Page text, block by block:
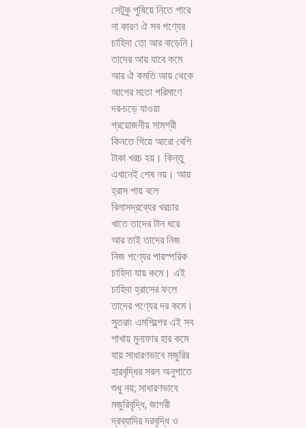
সেটুকু পুষিয়ে নিতে পারে
না কারণ ঐ সব পণ্যের
চাহিদা তো আর বাড়েনি।
তাদের আয় যাবে কমে
আর ঐ কমতি আয় থেকে
আগের মতো পরিমাণে
দর-চড়ে যাওয়া
প্রয়োজনীয় সামগ্রী
কিনতে গিয়ে আরো বেশি
টাকা খরচ হয়। কিন্তু
এখানেই শেষ নয়। আয়
হ্রাস পায় বলে
বিলাসদ্রব্যের খরচার
খাতে তাদের টান ধরে
আর তাই তাদের নিজ
নিজ পণ্যের পারস্পরিক
চাহিদা যায় কমে। এই
চাহিদা হ্রাসের ফলে
তাদের পণ্যের দর কমে।
সুতরাং এমশিল্পের এই সব
শাখায় মুনাফার হার কমে
যায় সাধারণভাবে মজুরির
হারবৃদ্ধির সরল অনুপাতে
শুধু নয়; সাধারণভাবে
মজুরিবৃদ্ধি, জাগরী
দ্রব্যাদির দরবৃদ্ধি ও